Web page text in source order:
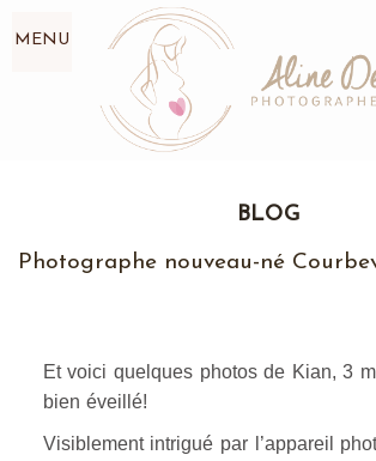
MENU
BLOG
Photographe nouveau-né
Et voici quelques photos de Kian, 3
bien éveillé!
Visiblement intrigué par l’appareil